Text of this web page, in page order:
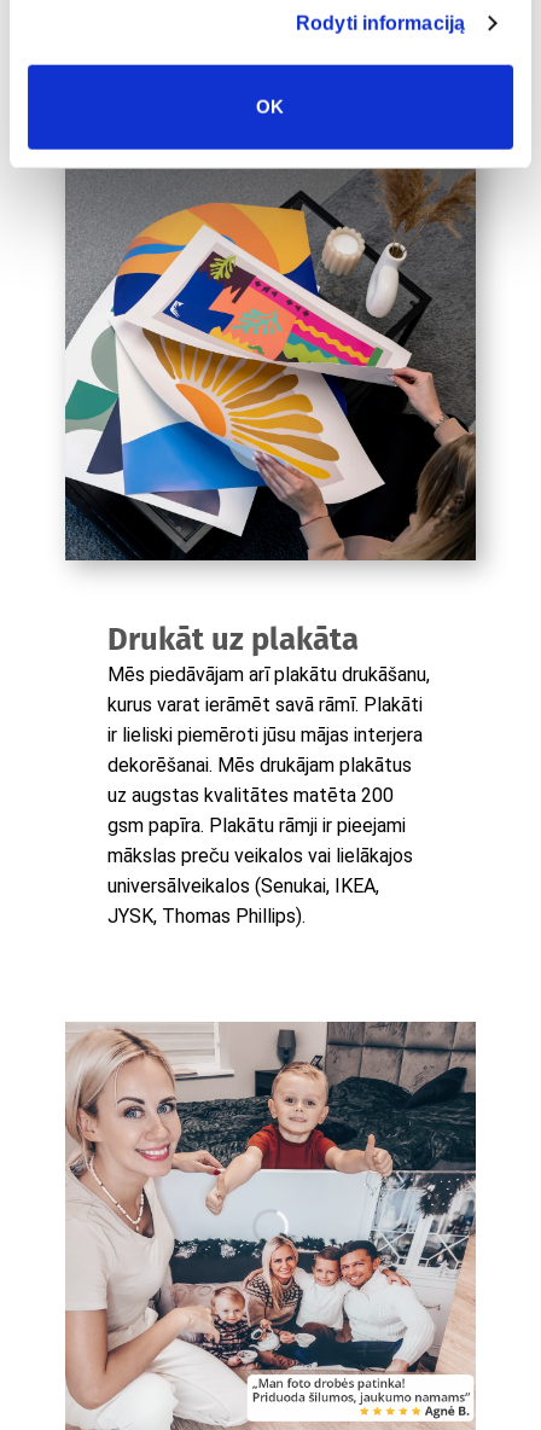
Rodyti informaciją
OK
audeklu, lūdzu, sazinieties ar mums,
Drukāt uz plakāta
Mēs piedāvājam arī plakātu drukāšanu,
kurus varat ierāmēt savā rāmī. Plakāti
ir lieliski piemēroti jūsu mājas interjera
dekorēšanai. Mēs drukājam plakātus
uz augstas kvalitātes matēta 200
gsm papīra. Plakātu rāmji ir pieejami
mākslas preču veikalos vai lielākajos
universālveikalos (Senukai, IKEA,
JYSK, Thomas Phillips).